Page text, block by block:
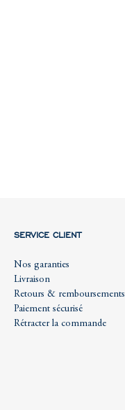
SERVICE CLIENT
Nos garanties
Livraison
Retours & remboursements
Paiement sécurisé
Rétracter la commande